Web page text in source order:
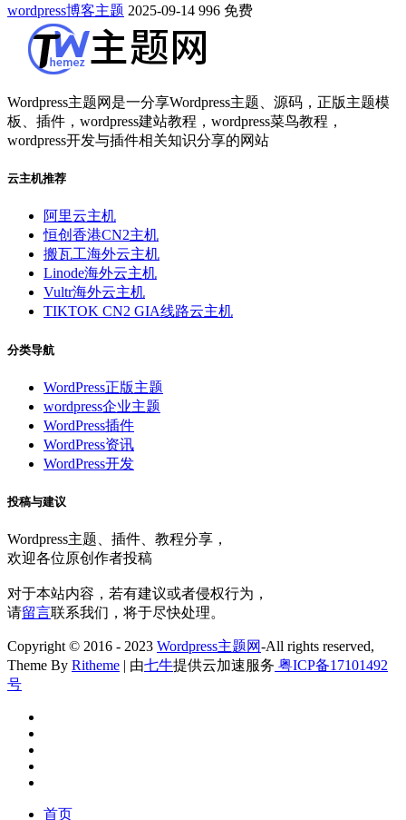
wordpress博客主题 2025-09-14 996 免费
Wordpress主题网是一分享Wordpress主题、源码，正版主题模
板、插件，wordpress建站教程，wordpress菜鸟教程，
wordpress开发与插件相关知识分享的网站
云主机推荐
阿里云主机
恒创香港CN2主机
搬瓦工海外云主机
Linode海外云主机
Vultr海外云主机
TIKTOK CN2 GIA线路云主机
分类导航
WordPress正版主题
wordpress企业主题
WordPress插件
WordPress资讯
WordPress开发
投稿与建议
Wordpress主题、插件、教程分享，
欢迎各位原创作者投稿
对于本站内容，若有建议或者侵权行为，
请留言联系我们，将于尽快处理。
Copyright © 2016 - 2023 Wordpress主题网-All rights reserved,
Theme By Ritheme | 由七牛提供云加速服务 粤ICP备17101492
号
首页